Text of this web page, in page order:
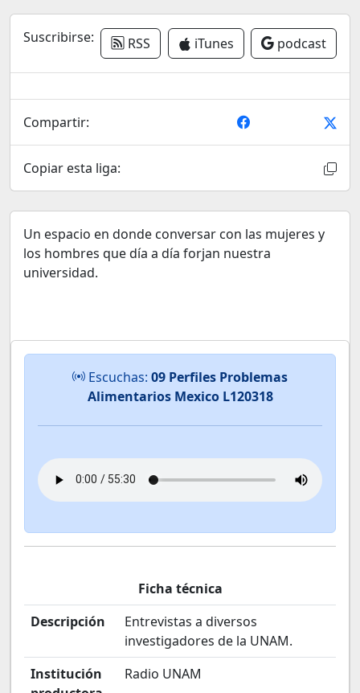
Suscribirse: RSS iTunes podcast
Compartir:
Copiar esta liga:
Un espacio en donde conversar con las mujeres y
los hombres que día a día forjan nuestra
universidad.
Escuchas: 09 Perfiles Problemas
Alimentarios Mexico L120318
Ficha técnica
Descripción
Entrevistas a diversos
investigadores de la UNAM.
Institución
Radio UNAM